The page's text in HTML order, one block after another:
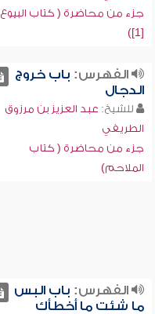
جزء من محاضرة ( كتاب البيوع
[1])
الفهرس: باب خروج
الدجال
للشيخ: عبد العزيز بن مرزوق
الطريفي
جزء من محاضرة ( كتاب
الملاحم)
الفهرس: باب البس
ما شئت ما أخطأك